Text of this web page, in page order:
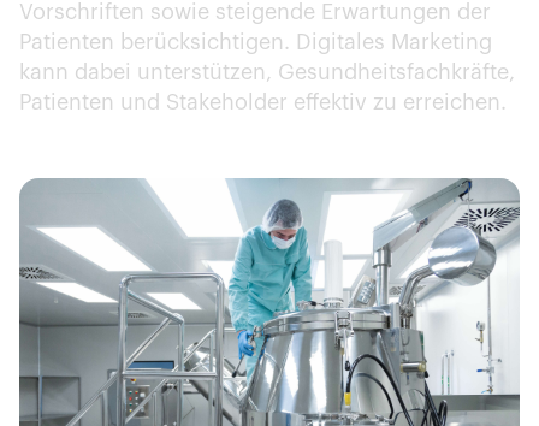
Vorschriften sowie steigende Erwartungen der
Patienten berücksichtigen. Digitales Marketing
kann dabei unterstützen, Gesundheitsfachkräfte,
Patienten und Stakeholder effektiv zu erreichen.